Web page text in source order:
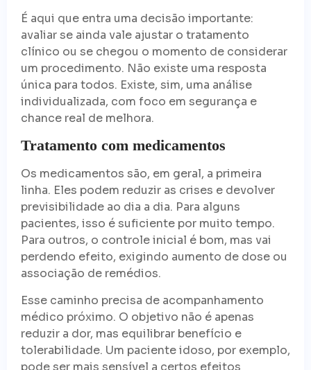
É aqui que entra uma decisão importante:
avaliar se ainda vale ajustar o tratamento
clínico ou se chegou o momento de considerar
um procedimento. Não existe uma resposta
única para todos. Existe, sim, uma análise
individualizada, com foco em segurança e
chance real de melhora.
Tratamento com medicamentos
Os medicamentos são, em geral, a primeira
linha. Eles podem reduzir as crises e devolver
previsibilidade ao dia a dia. Para alguns
pacientes, isso é suficiente por muito tempo.
Para outros, o controle inicial é bom, mas vai
perdendo efeito, exigindo aumento de dose ou
associação de remédios.
Esse caminho precisa de acompanhamento
médico próximo. O objetivo não é apenas
reduzir a dor, mas equilibrar benefício e
tolerabilidade. Um paciente idoso, por exemplo,
pode ser mais sensível a certos efeitos